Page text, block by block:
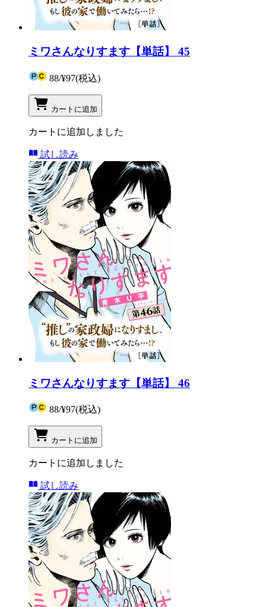
ミワさんなりすます【単話】 45
88/¥97(税込)
カートに追加
カートに追加しました
試し読み
ミワさんなりすます【単話】 46
88/¥97(税込)
カートに追加
カートに追加しました
試し読み